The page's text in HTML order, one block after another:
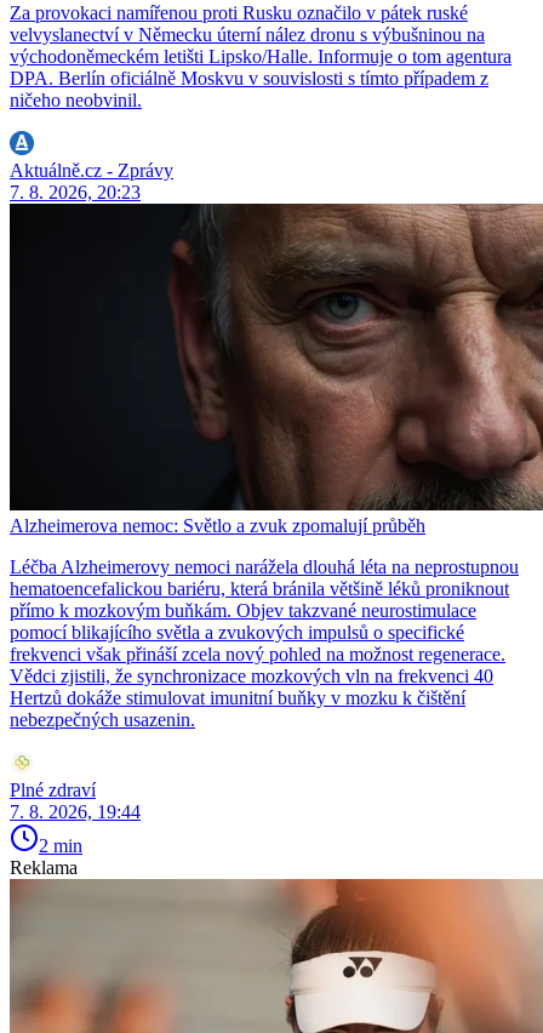
Za provokaci namířenou proti Rusku označilo v pátek ruské
velvyslanectví v Německu úterní nález dronu s výbušninou na
východoněmeckém letišti Lipsko/Halle. Informuje o tom agentura
DPA. Berlín oficiálně Moskvu v souvislosti s tímto případem z
ničeho neobvinil.
Aktuálně.cz - Zprávy
7. 8. 2026, 20:23
Alzheimerova nemoc: Světlo a zvuk zpomalují průběh
Léčba Alzheimerovy nemoci narážela dlouhá léta na neprostupnou
hematoencefalickou bariéru, která bránila většině léků proniknout
přímo k mozkovým buňkám. Objev takzvané neurostimulace
pomocí blikajícího světla a zvukových impulsů o specifické
frekvenci však přináší zcela nový pohled na možnost regenerace.
Vědci zjistili, že synchronizace mozkových vln na frekvenci 40
Hertzů dokáže stimulovat imunitní buňky v mozku k čištění
nebezpečných usazenin.
Plné zdraví
7. 8. 2026, 19:44
2 min
Reklama